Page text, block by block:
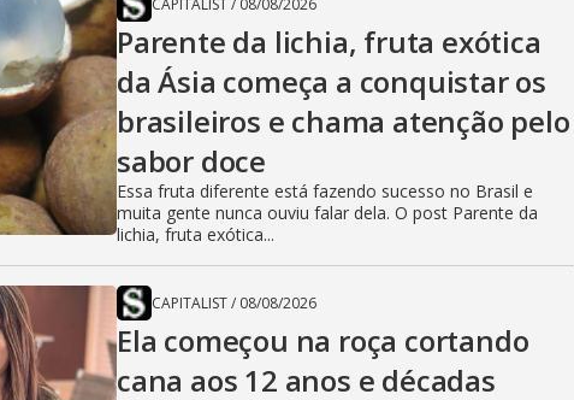
CAPITALIST/ 08/08/2026
Parente da lichia, fruta exótica
da Ásia começa a conquistar os
brasileiros e chama atenção pelo
sabor doce
Essa fruta diferente está fazendo sucesso no Brasil e
muita gente nunca ouviu falar dela. O post Parente da
lichia, fruta exótica...
CAPITALIST/ 08/08/2026
Ela começou na roça cortando
cana aos 12 anos e décadas